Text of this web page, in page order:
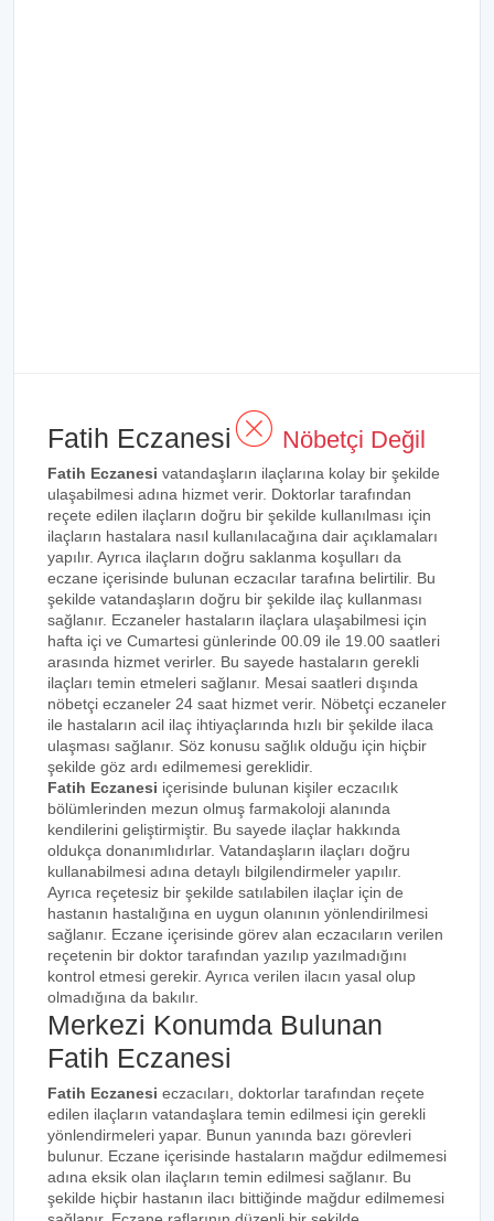
Fatih Eczanesi Nöbetçi Değil
Fatih Eczanesi vatandaşların ilaçlarına kolay bir şekilde
ulaşabilmesi adına hizmet verir. Doktorlar tarafından
reçete edilen ilaçların doğru bir şekilde kullanılması için
ilaçların hastalara nasıl kullanılacağına dair açıklamaları
yapılır. Ayrıca ilaçların doğru saklanma koşulları da
eczane içerisinde bulunan eczacılar tarafına belirtilir. Bu
şekilde vatandaşların doğru bir şekilde ilaç kullanması
sağlanır. Eczaneler hastaların ilaçlara ulaşabilmesi için
hafta içi ve Cumartesi günlerinde 00.09 ile 19.00 saatleri
arasında hizmet verirler. Bu sayede hastaların gerekli
ilaçları temin etmeleri sağlanır. Mesai saatleri dışında
nöbetçi eczaneler 24 saat hizmet verir. Nöbetçi eczaneler
ile hastaların acil ilaç ihtiyaçlarında hızlı bir şekilde ilaca
ulaşması sağlanır. Söz konusu sağlık olduğu için hiçbir
şekilde göz ardı edilmemesi gereklidir.
Fatih Eczanesi içerisinde bulunan kişiler eczacılık
bölümlerinden mezun olmuş farmakoloji alanında
kendilerini geliştirmiştir. Bu sayede ilaçlar hakkında
oldukça donanımlıdırlar. Vatandaşların ilaçları doğru
kullanabilmesi adına detaylı bilgilendirmeler yapılır.
Ayrıca reçetesiz bir şekilde satılabilen ilaçlar için de
hastanın hastalığına en uygun olanının yönlendirilmesi
sağlanır. Eczane içerisinde görev alan eczacıların verilen
reçetenin bir doktor tarafından yazılıp yazılmadığını
kontrol etmesi gerekir. Ayrıca verilen ilacın yasal olup
olmadığına da bakılır.
Merkezi Konumda Bulunan
Fatih Eczanesi
Fatih Eczanesi eczacıları, doktorlar tarafından reçete
edilen ilaçların vatandaşlara temin edilmesi için gerekli
yönlendirmeleri yapar. Bunun yanında bazı görevleri
bulunur. Eczane içerisinde hastaların mağdur edilmemesi
adına eksik olan ilaçların temin edilmesi sağlanır. Bu
şekilde hiçbir hastanın ilacı bittiğinde mağdur edilmemesi